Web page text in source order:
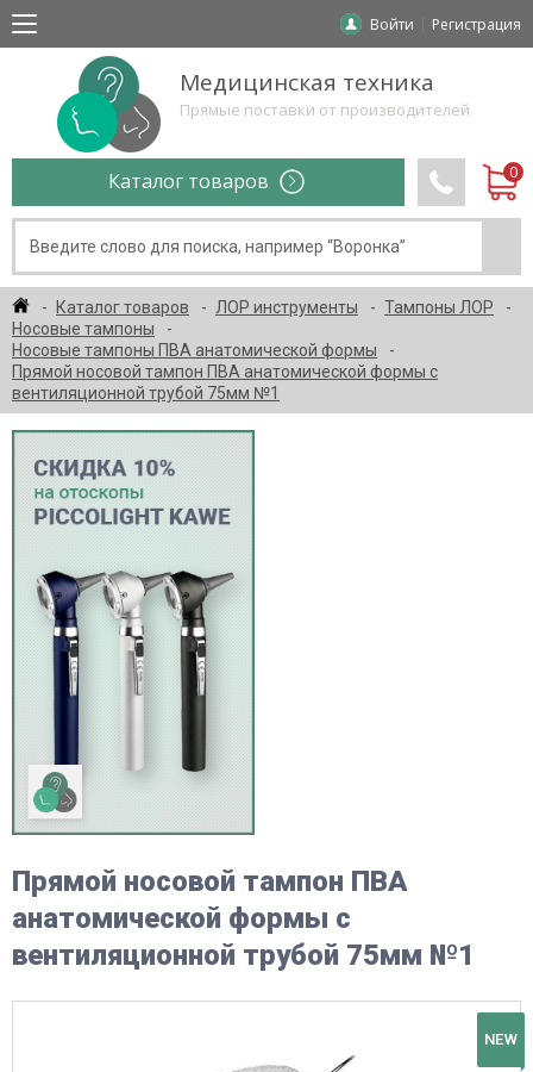
Войти Регистрация
Медицинская техника
Прямые поставки от производителей
Каталог товаров
Каталог товаров ЛОР инструменты
Тампоны ЛОР
Носовые тампоны
Носовые тампоны ПВА анатомической формы
Прямой носовой тампон ПВА анатомической формы с
вентиляционной трубой 75мм №1
Прямой носовой тампон ПВА
анатомической формы с
вентиляционной трубой 75мм №1
NEW